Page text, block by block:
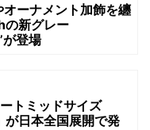
ーナメント加飾を纏
新グレー
登場
トミッドサイズ
日本全国展開で発